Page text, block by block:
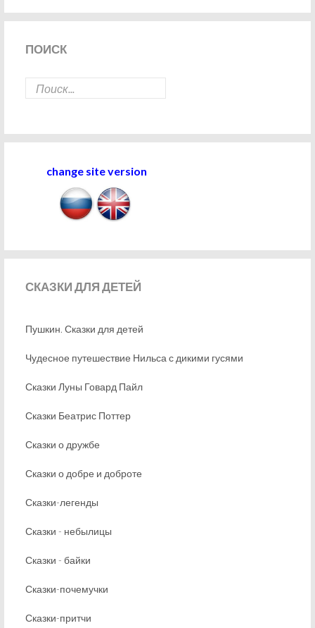
ПОИСК
change site version
СКАЗКИДЛЯ ДЕТЕЙ
Пушкин. Сказки для детей
Чудесное путешествие Нильса с дикими гусями
Сказки Луны Говард Пайл
Сказки Беатрис Поттер
Сказки о дружбе
Сказки о добре и доброте
Сказки-легенды
Сказки - небылицы
Сказки - байки
Сказки-почемучки
Сказки-притчи